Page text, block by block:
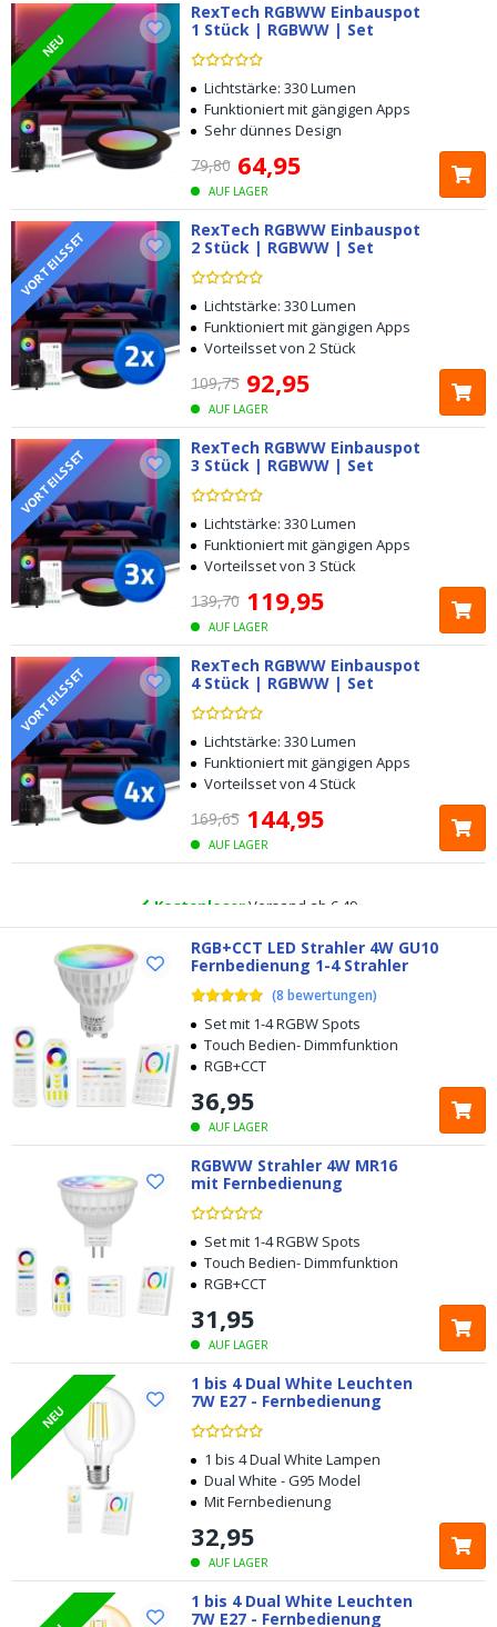
NEU
RexTech RGBWW Einbauspot
1 Stück | RGBWW | Set
AUF LAGER
79,80 64,95
Lichtstärke: 330 Lumen
Funktioniert mit gängigen Apps
Sehr dünnes Design
VORTEILSSET
RexTech RGBWW Einbauspot
2 Stück | RGBWW | Set
AUF LAGER
109,75 92,95
Lichtstärke: 330 Lumen
Funktioniert mit gängigen Apps
Vorteilsset von 2 Stück
VORTEILSSET
RexTech RGBWW Einbauspot
3 Stück | RGBWW | Set
AUF LAGER
139,70 119,95
Lichtstärke: 330 Lumen
Funktioniert mit gängigen Apps
Vorteilsset von 3 Stück
VORTEILSSET
RexTech RGBWW Einbauspot
4 Stück | RGBWW | Set
AUF LAGER
169,65 144,95
Lichtstärke: 330 Lumen
Funktioniert mit gängigen Apps
Vorteilsset von 4 Stück
KostenloserVersand ab € 49,-
Heute bestellt, amselben Tag verschickt
5 Jahre Garantie
Rücksendung innerhalb von 100 Tagen
Heute bestellt, amselben Tag verschickt
RGB+CCT LED Strahler 4W GU10
Fernbedienung 1-4 Strahler
(8 bewertungen)
AUF LAGER
36,95
Set mit 1-4 RGBW Spots
Touch Bedien- Dimmfunktion
RGB+CCT
RGBWW Strahler 4W MR16
mit Fernbedienung
AUF LAGER
31,95
Set mit 1-4 RGBW Spots
Touch Bedien- Dimmfunktion
RGB+CCT
NEU
1 bis 4 Dual White Leuchten
7W E27 - Fernbedienung
AUF LAGER
32,95
1 bis 4 Dual White Lampen
Dual White - G95 Model
Mit Fernbedienung
1 bis 4 Dual White Leuchten
7W E27 - Fernbedienung